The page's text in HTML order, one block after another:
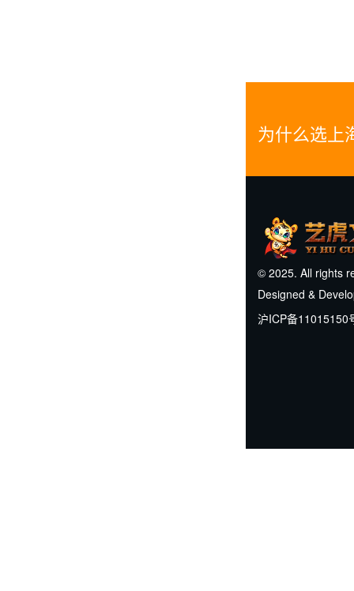
为什么选上
© 2025. All rights
Designed &
沪ICP备11015150